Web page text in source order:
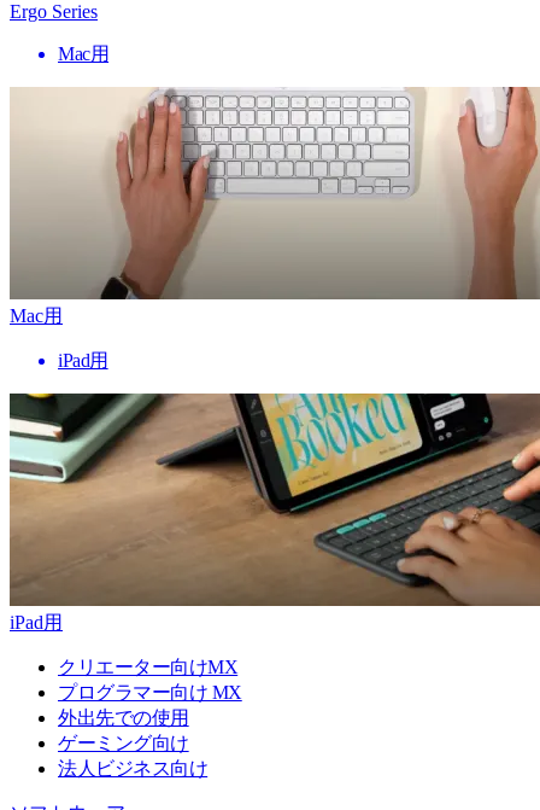
Ergo Series
Mac用
Mac用
iPad用
iPad用
クリエーター向けMX
プログラマー向け MX
外出先での使用
ゲーミング向け
法人ビジネス向け